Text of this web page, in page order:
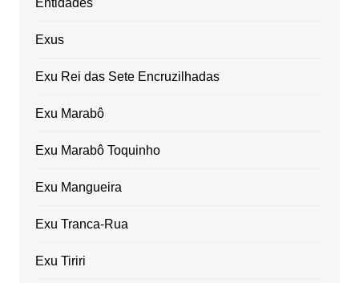
Entidades
Exus
Exu Rei das Sete Encruzilhadas
Exu Marabô
Exu Marabô Toquinho
Exu Mangueira
Exu Tranca-Rua
Exu Tiriri